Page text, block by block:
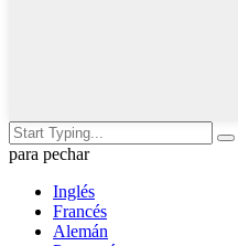
para pechar
Inglés
Francés
Alemán